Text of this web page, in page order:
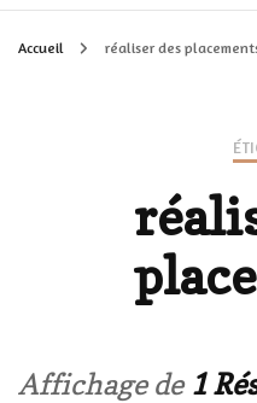
Accueil réaliser des
Affichage de 1